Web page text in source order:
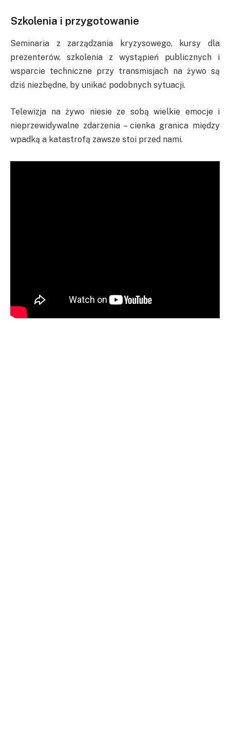
Szkolenia i przygotowanie
Seminaria z zarządzania kryzysowego, kursy dla
prezenterów, szkolenia z wystąpień publicznych i
wsparcie techniczne przy transmisjach na żywo są
dziś niezbędne, by unikać podobnych sytuacji.
Telewizja na żywo niesie ze sobą wielkie emocje i
nieprzewidywalne zdarzenia – cienka granica między
wpadką a katastrofą zawsze stoi przed nami.